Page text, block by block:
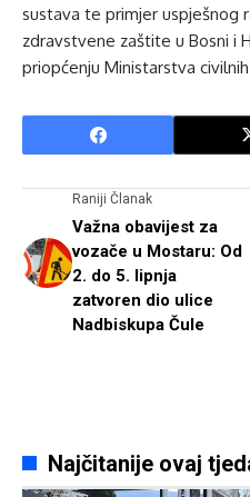
sustava te primjer uspješnog
zdravstvene zaštite u Bosni i
priopćenju Ministarstva
Raniji Članak
Važna obavijest za
vozače u Mostaru: Od
2. do 5. lipnja
zatvoren dio ulice
Nadbiskupa Čule
Najčitanije ovaj